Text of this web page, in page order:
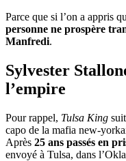
Parce que si l’on a appris
personne ne prospère
Manfredi.
Sylvester
l’empire
Pour rappel, Tulsa King suit
capo de la mafia new-
Après 25 ans passés en
envoyé à Tulsa, dans